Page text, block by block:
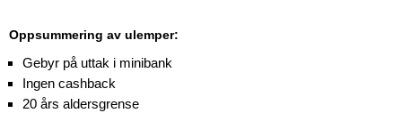
Oppsummering av ulemper:
Gebyr på uttak i minibank
Ingen cashback
20 års aldersgrense